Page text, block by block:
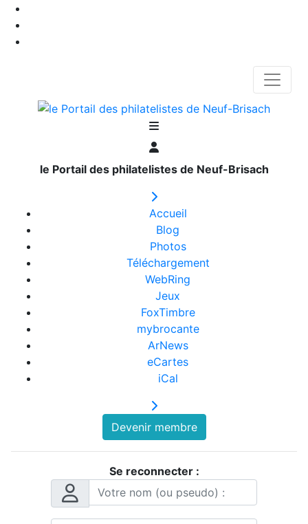
le Portail des philatelistes de Neuf-Brisach
Accueil
Blog
Photos
Téléchargement
WebRing
Jeux
FoxTimbre
mybrocante
ArNews
eCartes
iCal
Devenir membre
Se reconnecter :